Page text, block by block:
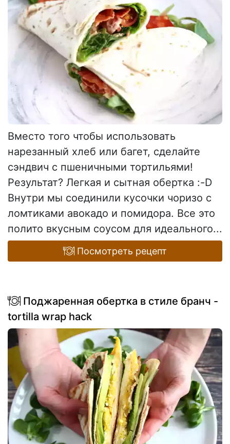
Вместо того чтобы использовать
нарезанный хлеб или багет, сделайте
сэндвич с пшеничными тортильями!
Результат? Легкая и сытная обертка :-D
Внутри мы соединили кусочки чоризо с
ломтиками авокадо и помидора. Все это
полито вкусным соусом для идеального...
Посмотреть рецепт
Поджаренная обертка в стиле бранч -
tortilla wrap hack